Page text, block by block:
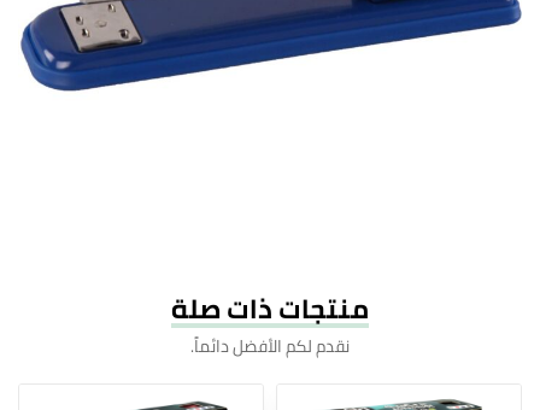
منتجات ذات صلة
نقدم لكم الأفضل دائماً.